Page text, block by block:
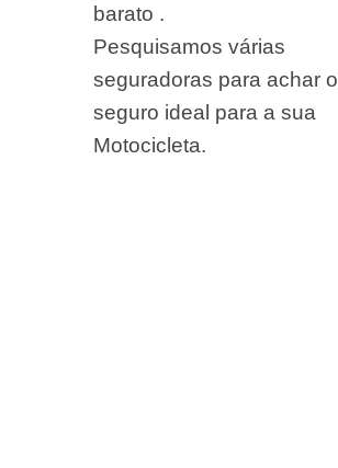
barato .
Pesquisamos várias
seguradoras para achar o
seguro ideal para a sua
Motocicleta.